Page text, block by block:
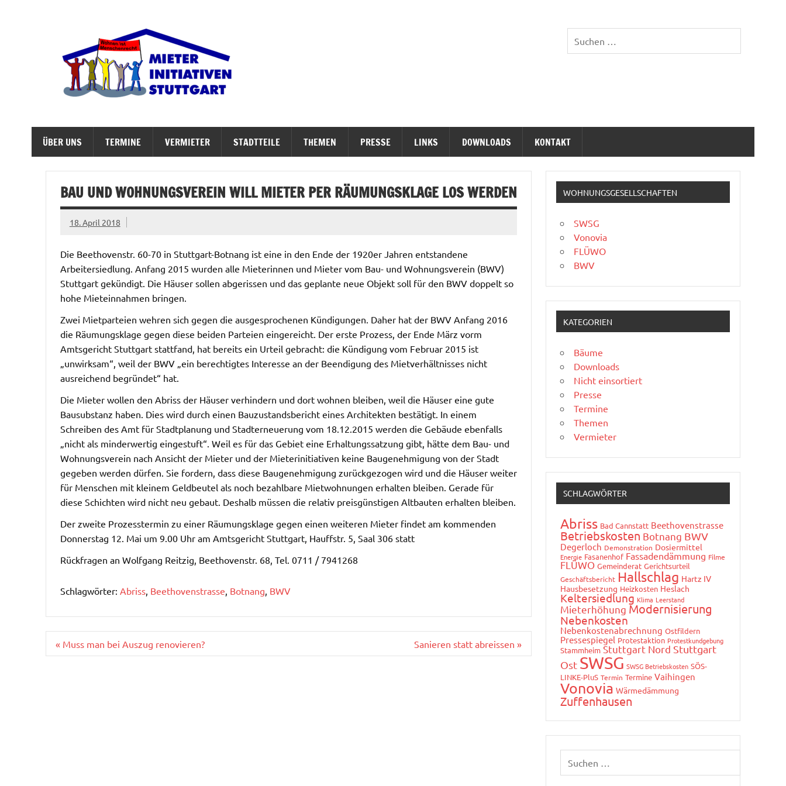
ÜBER UNS TERMINE VERMIETER STADTTEILE THEMEN PRESSE LINKS DOWNLOADS KONTAKT
BAU UND WOHNUNGSVEREIN WILL MIETER PER RÄUMUNGSKLAGE LOS WERDEN
18. April 2018
Die Beethovenstr. 60-70 in Stuttgart-Botnang ist eine in den Ende der 1920er Jahren entstandene
Arbeitersiedlung. Anfang 2015 wurden alle Mieterinnen und Mieter vom Bau- und Wohnungsverein (BWV)
Stuttgart gekündigt. Die Häuser sollen abgerissen und das geplante neue Objekt soll für den BWV doppelt so
hohe Mieteinnahmen bringen.
Zwei Mietparteien wehren sich gegen die ausgesprochenen Kündigungen. Daher hat der BWV Anfang 2016
die Räumungsklage gegen diese beiden Parteien eingereicht. Der erste Prozess, der Ende März vorm
Amtsgericht Stuttgart stattfand, hat bereits ein Urteil gebracht: die Kündigung vom Februar 2015 ist
„unwirksam“, weil der BWV „ein berechtigtes Interesse an der Beendigung des Mietverhältnisses nicht
ausreichend begründet“ hat.
Die Mieter wollen den Abriss der Häuser verhindern und dort wohnen bleiben, weil die Häuser eine gute
Bausubstanz haben. Dies wird durch einen Bauzustandsbericht eines Architekten bestätigt. In einem
Schreiben des Amt für Stadtplanung und Stadterneuerung vom 18.12.2015 werden die Gebäude ebenfalls
„nicht als minderwertig eingestuft“. Weil es für das Gebiet eine Erhaltungssatzung gibt, hätte dem Bau- und
Wohnungsverein nach Ansicht der Mieter und der Mieterinitiativen keine Baugenehmigung von der Stadt
gegeben werden dürfen. Sie fordern, dass diese Baugenehmigung zurückgezogen wird und die Häuser weiter
für Menschen mit kleinem Geldbeutel als noch bezahlbare Mietwohnungen erhalten bleiben. Gerade für
diese Schichten wird nicht neu gebaut. Deshalb müssen die relativ preisgünstigen Altbauten erhalten bleiben.
Der zweite Prozesstermin zu einer Räumungsklage gegen einen weiteren Mieter findet am kommenden
Donnerstag 12. Mai um 9.00 Uhr am Amtsgericht Stuttgart, Hauffstr. 5, Saal 306 statt
Rückfragen an Wolfgang Reitzig, Beethovenstr. 68, Tel. 0711 / 7941268
Schlagwörter: Abriss, Beethovenstrasse Botnang BWV
Beitragsnavigation
« Muss man bei Auszug renovieren? Sanieren statt abreissen »
WOHNUNGSGESELLSCHAFTEN
SWSG
Vonovia
FLÜWO
BWV
KATEGORIEN
Bäume
Downloads
Nicht einsortiert
Presse
Termine
Themen
Vermieter
SCHLAGWÖRTER
Abriss Bad Cannstatt Beethovenstrasse
Betriebskosten Botnang BWV
Degerloch Demonstration Dosiermittel
Energie Fasanenhof Fassadendämmung Filme
FLÜWO Gemeinderat Gerichtsurteil
Geschäftsbericht Hallschlag Hartz IV
Hausbesetzung Heizkosten Heslach
Keltersiedlung Klima Leerstand
Mieterhöhung Modernisierung
Nebenkosten
Nebenkostenabrechnung Ostfildern
Pressespiegel Protestaktion Protestkundgebung
Stammheim Stuttgart Nord Stuttgart
Ost SWSG SWSG Betriebskosten SÖS-
LINKE-PluS Termin Termine Vaihingen
Vonovia Wärmedämmung
Zuffenhausen